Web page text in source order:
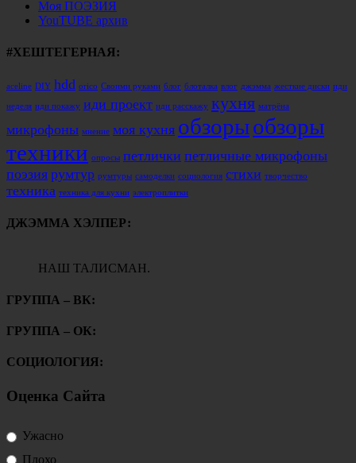
Моя ПОЭЗИЯ
YouTUBE архив
#ХЕШТЕГЕРНАЯ:
aceline DIY hdd orico Своими руками блог блоталка влог джэмма жесткие диски иди
неделя иди покажу иди проект иди расскажу кухня матрёна
микрофоны мнение моя кухня обзорыобзоры
техники опросы петлички петличные микрофоны
поэзия румтур румтуры самоделки социология стихи творчество
техника техника для кухни электроплитки
ДЖЭММА ХЭЛПЕР:
НАШ ТАЛИСМАН.
ГРУППА – ВК:
ГРУППА – ОК:
СОЦИОЛОГИЯ:
Оценка Сайта
Ужасно
Плохо